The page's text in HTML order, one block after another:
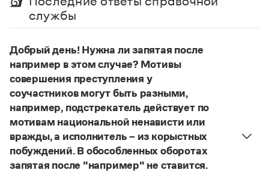
Словари русского языка как государственного
Справочники
Правила русской орфографии и пунктуации
Русский язык. Краткий теоретический курс
для школьников
Письмовник
Справочник по пунктуации
Словарь-справочник трудностей
Справочник по фразеологии
Азбучные истины
Управление в русском языке
Словарь русских имён
Словарь методических терминов
Правила русской орфографии и пунктуации
(1956)
службы
Добрый день! Нужна ли запятая после
например в этом случае? Мотивы
совершения преступления у
соучастников могут быть разными,
например, подстрекатель действует по
мотивам национальной ненависти или
вражды, а исполнитель – из корыстных
побуждений. В обособленных оборотах
запятая после "например" не ставится.